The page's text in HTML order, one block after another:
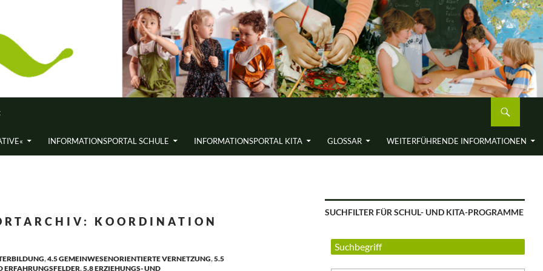
INFORMATIONS­PORTAL SCHULE INFORMATIONS­PORTAL KITA GLOSSAR WEITERFÜH­RENDE INFORMA­TIONEN
KOORDINATION
,4.5 GEMEINWESENORIENTIERTE VERNETZUNG,5.5
ERFAHRUNGSFELDER,5.8 ERZIEHUNGS- UND
SUCHFILTER FÜR SCHUL- UND KITA-PROGRAMME